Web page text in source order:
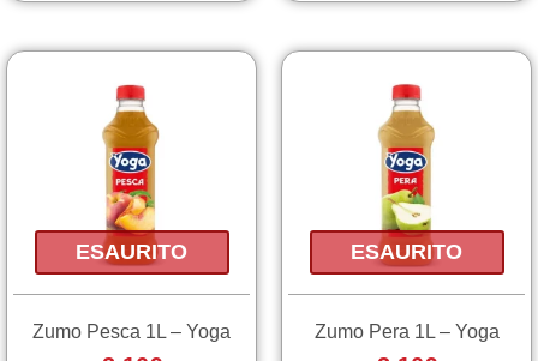
ESAURITO
Zumo Pesca 1L – Yoga
ESAURITO
Zumo Pera 1L – Yoga